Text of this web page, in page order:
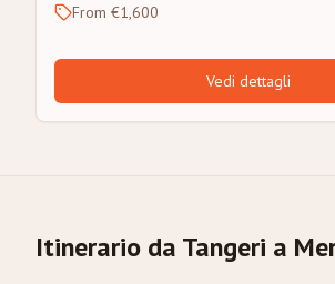
From €1,600
Vedi dettagli
Itinerario da Tangeri a